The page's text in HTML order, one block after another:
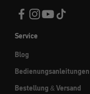
Service
Blog
Bedienungsanleitungen
Bestellung & Versand